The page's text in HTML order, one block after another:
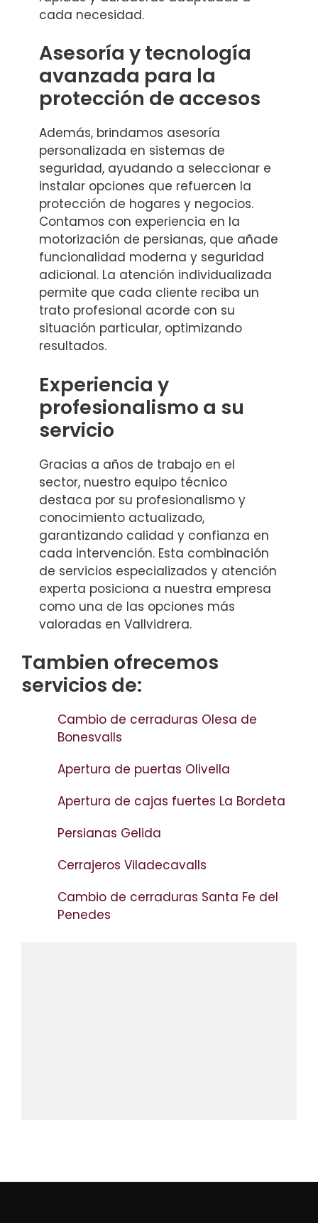
cada necesidad.
Asesoría y tecnología
avanzada para la
protección de accesos
Además, brindamos asesoría
personalizada en sistemas de
seguridad, ayudando a seleccionar e
instalar opciones que refuercen la
protección de hogares y negocios.
Contamos con experiencia en la
motorización de persianas, que añade
funcionalidad moderna y seguridad
adicional. La atención individualizada
permite que cada cliente reciba un
trato profesional acorde con su
situación particular, optimizando
resultados.
Experiencia y
profesionalismo a su
servicio
Gracias a años de trabajo en el
sector, nuestro equipo técnico
destaca por su profesionalismo y
conocimiento actualizado,
garantizando calidad y confianza en
cada intervención. Esta combinación
de servicios especializados y atención
experta posiciona a nuestra empresa
como una de las opciones más
valoradas en Vallvidrera.
Tambien ofrecemos
servicios de:
Cambio de cerraduras Olesa de
Bonesvalls
Apertura de puertas Olivella
Apertura de cajas fuertes La Bordeta
Persianas Gelida
Cerrajeros Viladecavalls
Cambio de cerraduras Santa Fe del
Penedes